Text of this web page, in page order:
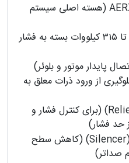
روتس بلوئر AERZEN GM90S (هسته اصلی سیستم
موتور الکتریکی (با توان ۹۰ تا ۳۱۵ کیلووات بسته به فشار
پایدار موتور و بلوئر)
از ورود ذرات معلق به
سوپاپ اطمینان (Relief Valve) (برای کنترل فشار و
حد فشار)
صداگیر ورودی و خروجی (Silencer) (کاهش سطح
صداتر)